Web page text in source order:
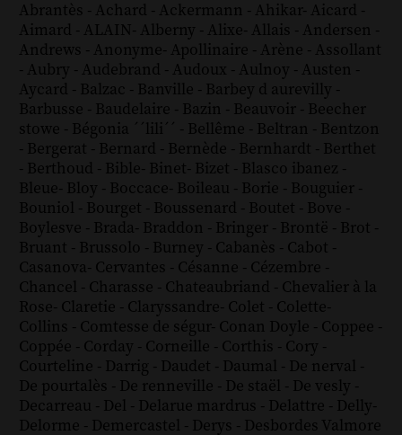
Abrantès - Achard - Ackermann - Ahikar- Aicard -
Aimard - ALAIN- Alberny - Alixe- Allais - Andersen -
Andrews - Anonyme- Apollinaire - Arène - Assollant
- Aubry - Audebrand - Audoux - Aulnoy - Austen -
Aycard - Balzac - Banville - Barbey d aurevilly -
Barbusse - Baudelaire - Bazin - Beauvoir - Beecher
stowe - Bégonia ´´lili´´ - Bellême - Beltran - Bentzon
- Bergerat - Bernard - Bernède - Bernhardt - Berthet
- Berthoud - Bible- Binet- Bizet - Blasco ibanez -
Bleue- Bloy - Boccace- Boileau - Borie - Bouguier -
Bouniol - Bourget - Boussenard - Boutet - Bove -
Boylesve - Brada- Braddon - Bringer - Brontë - Brot -
Bruant - Brussolo - Burney - Cabanès - Cabot -
Casanova- Cervantes - Césanne - Cézembre -
Chancel - Charasse - Chateaubriand - Chevalier à la
Rose- Claretie - Claryssandre- Colet - Colette-
Collins - Comtesse de ségur- Conan Doyle - Coppee -
Coppée - Corday - Corneille - Corthis - Cory -
Courteline - Darrig - Daudet - Daumal - De nerval -
De pourtalès - De renneville - De staël - De vesly -
Decarreau - Del - Delarue mardrus - Delattre - Delly-
Delorme - Demercastel - Derys - Desbordes Valmore